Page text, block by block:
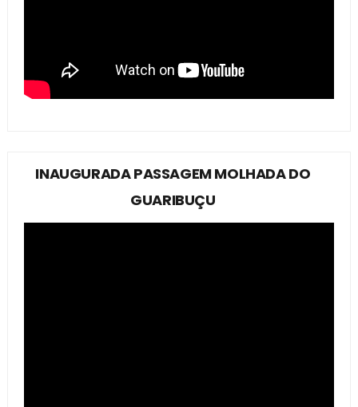
INAUGURADA PASSAGEM MOLHADA DO
GUARIBUÇU